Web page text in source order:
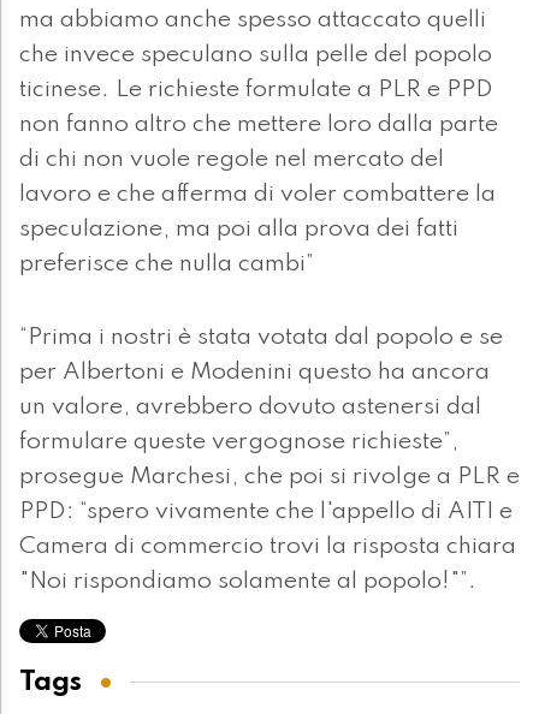
ma abbiamo anche spesso attaccato quelli
che invece speculano sulla pelle del popolo
ticinese. Le richieste formulate a PLR e PPD
non fanno altro che mettere loro dalla parte
di chi non vuole regole nel mercato del
lavoro e che afferma di voler combattere la
speculazione, ma poi alla prova dei fatti
preferisce che nulla cambi”
“Prima i nostri è stata votata dal popolo e se
per Albertoni e Modenini questo ha ancora
un valore, avrebbero dovuto astenersi dal
formulare queste vergognose richieste”,
prosegue Marchesi, che poi si rivolge a PLR e
PPD: “spero vivamente che l'appello di AITI e
Camera di commercio trovi la risposta chiara
"Noi rispondiamo solamente al popolo!"”.
Tags